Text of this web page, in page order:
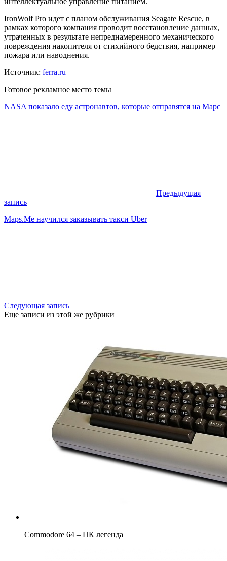
IronWolf Pro идет с планом обслуживания Seagate Rescue, в
рамках которого компания проводит восстановление данных,
утраченных в результате непреднамеренного механического
повреждения накопителя от стихийного бедствия, например
пожара или наводнения.
Источник: ferra.ru
Готовое рекламное место темы
NASA показало еду астронавтов, которые отправятся на Марс
Предыдущая
запись
Maps.Me научился заказывать такси Uber
Следующая запись
Еще записи из этой же рубрики
Commodore 64 – ПК легенда